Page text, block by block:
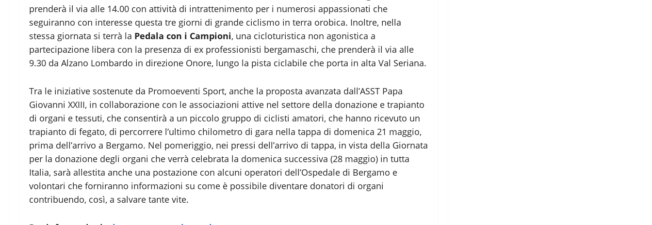
prenderà il via alle 14.00 con attività di intrattenimento per i numerosi appassionati che
seguiranno con interesse questa tre giorni di grande ciclismo in terra orobica. Inoltre, nella
stessa giornata si terrà la Pedala con i Campioni, una cicloturistica non agonistica a
partecipazione libera con la presenza di ex professionisti bergamaschi, che prenderà il via alle
9.30 da Alzano Lombardo in direzione Onore, lungo la pista ciclabile che porta in alta Val Seriana.
Tra le iniziative sostenute da Promoeventi Sport, anche la proposta avanzata dall’ASST Papa
Giovanni XXIII, in collaborazione con le associazioni attive nel settore della donazione e trapianto
di organi e tessuti, che consentirà a un piccolo gruppo di ciclisti amatori, che hanno ricevuto un
trapianto di fegato, di percorrere l’ultimo chilometro di gara nella tappa di domenica 21 maggio,
prima dell’arrivo a Bergamo. Nel pomeriggio, nei pressi dell’arrivo di tappa, in vista della Giornata
per la donazione degli organi che verrà celebrata la domenica successiva (28 maggio) in tutta
Italia, sarà allestita anche una postazione con alcuni operatori dell’Ospedale di Bergamo e
volontari che forniranno informazioni su come è possibile diventare donatori di organi
contribuendo, così, a salvare tante vite.